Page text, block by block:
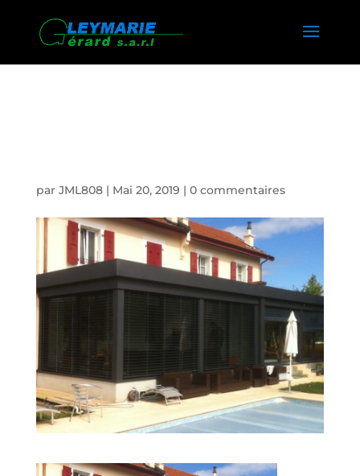
par JML808| Mai 20, 2019 | 0 commentaires